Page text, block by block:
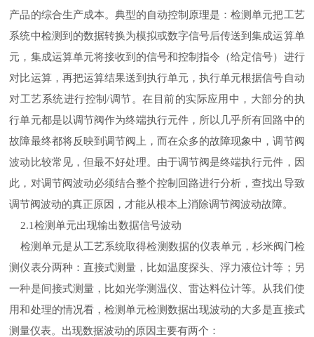
产品的综合生产成本。典型的自动控制原理是：检测单元把工艺
系统中检测到的数据转换为模拟或数字信号后传送到集成运算单
元，集成运算单元将接收到的信号和控制指令（给定信号）进行
对比运算，再把运算结果送到执行单元，执行单元根据信号自动
对工艺系统进行控制/调节。在目前的实际应用中，大部分的执
行单元都是以调节阀作为终端执行元件，所以几乎所有回路中的
故障最终都将反映到调节阀上，而在众多的故障现象中，调节阀
波动比较常见，但最不好处理。由于调节阀是终端执行元件，因
此，对调节阀波动必须结合整个控制回路进行分析，查找出导致
调节阀波动的真正原因，才能从根本上消除调节阀波动故障。
2.1检测单元出现输出数据信号波动
检测单元是从工艺系统取得检测数据的仪表单元，杉米阀门检
测仪表分两种：直接式测量，比如温度探头、浮力液位计等；另
一种是间接式测量，比如光学测温仪、雷达料位计等。从我们使
用和处理的情况看，检测单元检测数据出现波动的大多是直接式
测量仪表。出现数据波动的原因主要有两个：